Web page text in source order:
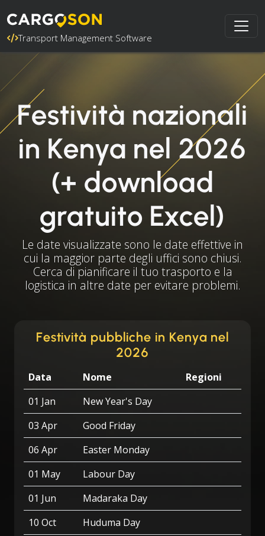
Transport Management Software
Festività nazionali
in Kenya nel 2026
(+ download
gratuito Excel)
Le date visualizzate sono le date effettive in
cui la maggior parte degli uffici sono chiusi.
Cerca di pianificare il tuo trasporto e la
logistica in altre date per evitare problemi.
Festività pubbliche in Kenya nel
2026
Data Nome
Regioni
01 Jan
New Year's Day
03 Apr
Good Friday
06 Apr
Easter Monday
01 May
Labour Day
01 Jun
Madaraka Day
10 Oct
Huduma Day